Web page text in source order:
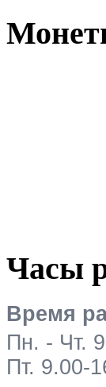
Часы
Время
Пн. - Чт.
Пт. 9.00-